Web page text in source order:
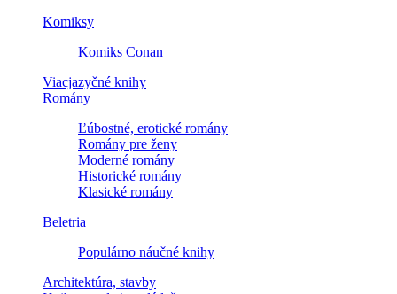
Komiksy
Komiks Conan
Viacjazyčné knihy
Romány
Ľúbostné, erotické romány
Romány pre ženy
Moderné romány
Historické romány
Klasické romány
Beletria
Populárno náučné knihy
Architektúra, stavby